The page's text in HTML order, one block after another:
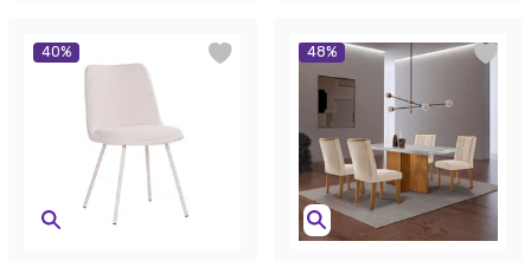
40% 48%